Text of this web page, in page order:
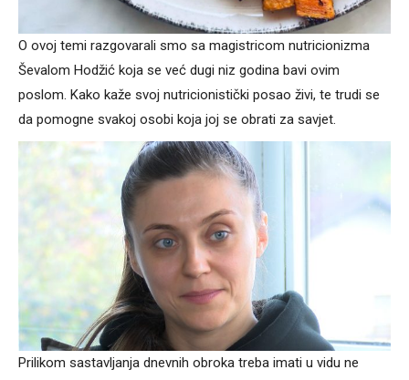
O ovoj temi razgovarali smo sa magistricom nutricionizma
Ševalom Hodžić koja se već dugi niz godina bavi ovim
poslom. Kako kaže svoj nutricionistički posao živi, te trudi se
da pomogne svakoj osobi koja joj se obrati za savjet.
Prilikom sastavljanja dnevnih obroka treba imati u vidu ne